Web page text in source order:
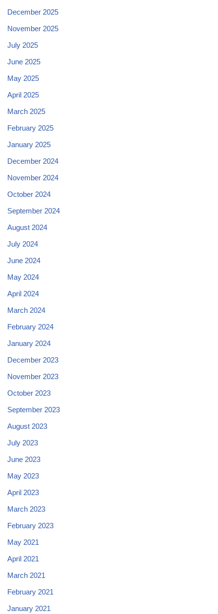
December 2025
November 2025
July 2025
June 2025
May 2025
April 2025
March 2025
February 2025
January 2025
December 2024
November 2024
October 2024
September 2024
August 2024
July 2024
June 2024
May 2024
April 2024
March 2024
February 2024
January 2024
December 2023
November 2023
October 2023
September 2023
August 2023
July 2023
June 2023
May 2023
April 2023
March 2023
February 2023
May 2021
April 2021
March 2021
February 2021
January 2021